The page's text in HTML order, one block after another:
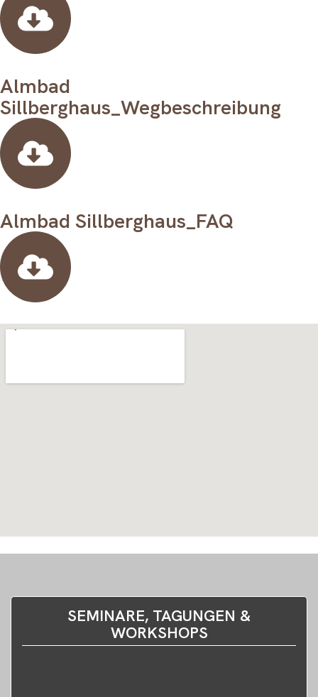
Almbad
Sillberghaus_Wegbeschreibung
Almbad Sillberghaus_FAQ
SEMINARE, TAGUNGEN &
WORKSHOPS